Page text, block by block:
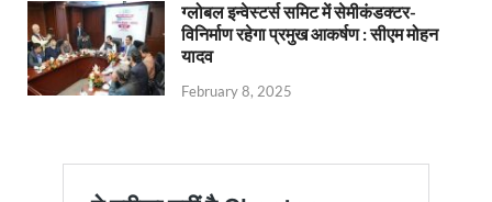
ग्लोबल इन्वेस्टर्स समिट में सेमीकंडक्टर-
विनिर्माण रहेगा प्रमुख आकर्षण : सीएम मोहन
यादव
February 8, 2025